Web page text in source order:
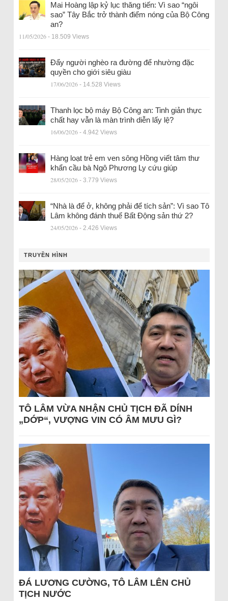
Mai Hoàng lập kỷ lục thăng tiến: Vì sao “ngôi
sao” Tây Bắc trở thành điểm nóng của Bộ Công
an?
11/05/2026 - 18.509 Views
Đẩy người nghèo ra đường để nhường đặc
quyền cho giới siêu giàu
17/06/2026 - 14.528 Views
Thanh lọc bộ máy Bộ Công an: Tinh giản thực
chất hay vẫn là màn trình diễn lấy lệ?
16/06/2026 - 4.942 Views
Hàng loạt trẻ em ven sông Hồng viết tâm thư
khẩn cầu bà Ngô Phương Ly cứu giúp
28/05/2026 - 3.779 Views
“Nhà là để ở, không phải để tích sản”: Vì sao Tô
Lâm không đánh thuế Bất Động sản thứ 2?
24/05/2026 - 2.426 Views
TRUYỀN HÌNH
TÔ LÂM VỪA NHẬN CHỦ TỊCH ĐÃ DÍNH
„DỚP“, VƯỢNG VIN CÓ ÂM MƯU GÌ?
ĐÁ LƯƠNG CƯỜNG, TÔ LÂM LÊN CHỦ
TỊCH NƯỚC